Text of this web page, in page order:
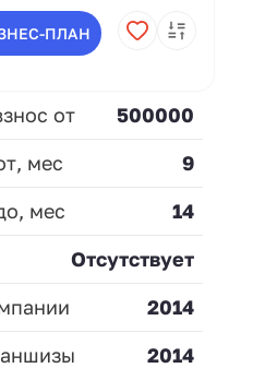
ПЛАН
от
500000
мес
9
мес
14
Отсутствует
2014
2014